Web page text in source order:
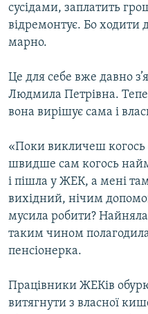
ДОЛУЧАЙСЯ!
Усі сайти RFE/RL
сусідами, заплатить
відремонтує. Бо ходити
марно.
Це для себе вже давно
Людмила Петрівна.
вона вирішує сама і
«Поки викличеш когось
швидше сам когось
і пішла у ЖЕК, а мені
вихідний, нічим
мусила робити?
таким чином
пенсіонерка.
Працівники ЖЕКів
витягнути з власної